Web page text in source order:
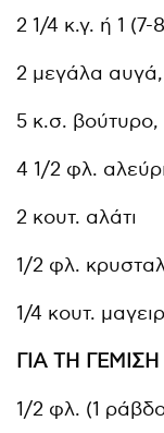
2 1/4 κ.γ. ή 1 (7-
2 μεγάλα
5 κ.σ.
4 1/2 φλ.
2 κουτ. αλάτι
1/2 φλ.
1/4 κουτ.
ΓΙΑ ΤΗ ΓΕΜΙΣΗ
1/2 φλ. (1